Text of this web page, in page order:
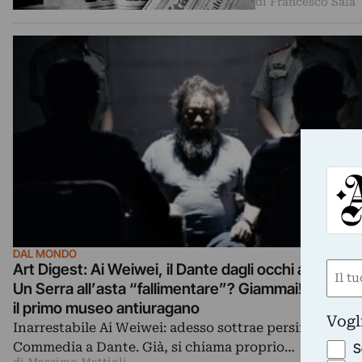
DAL MONDO
Art Digest: Ai Weiwei, il Dante dagli occhi a
Un Serra all’asta “fallimentare”? Giammai! Il
il primo museo antiuragano
Inarrestabile Ai Weiwei: adesso sottrae persino La
Commedia a Dante. Già, si chiama proprio…
Nome